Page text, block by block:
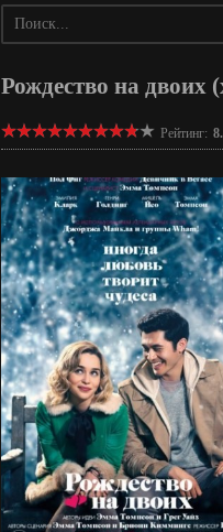
Рождество на двоих
Рейтинг: